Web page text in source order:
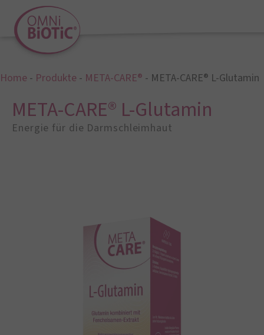
Home - Produkte - META-CARE® - META-CARE® L-Glutamin
META-CARE® L-Glutamin
Energie für die Darmschleimhaut